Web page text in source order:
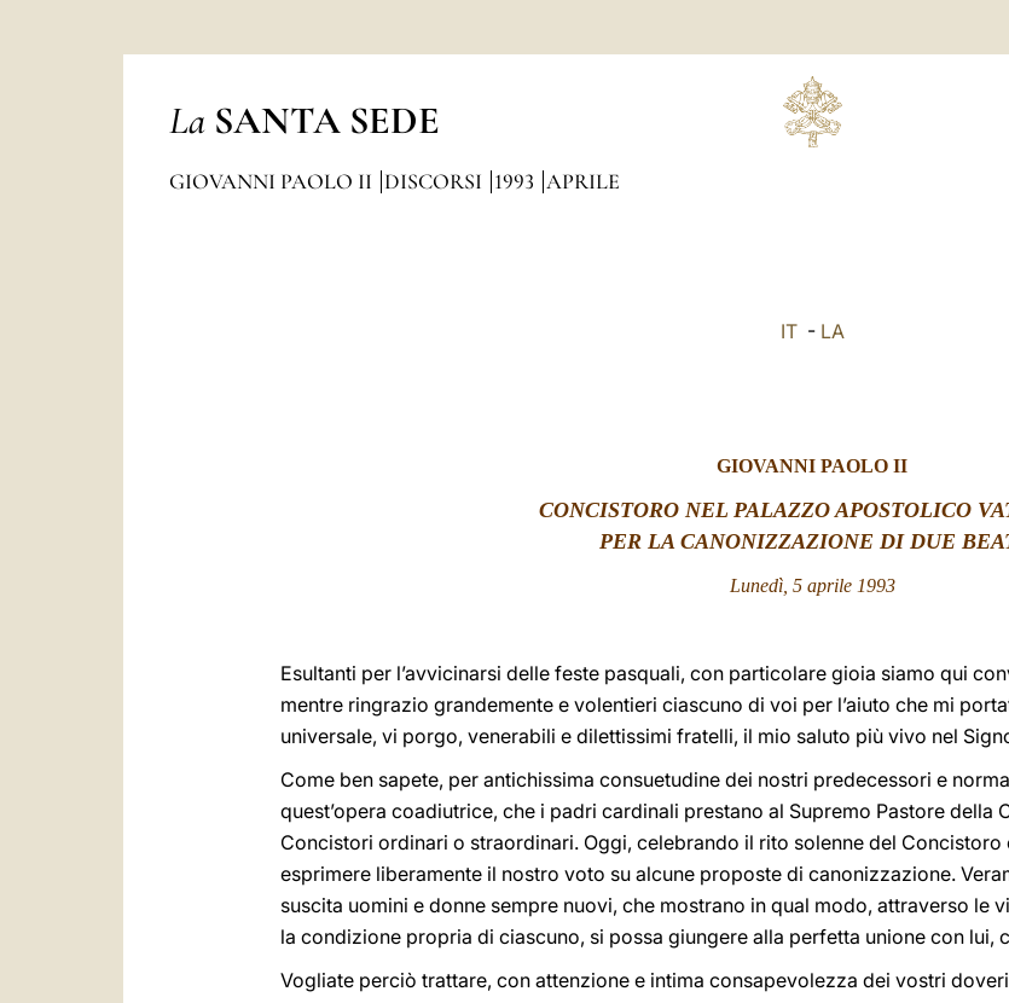
La SANTA SEDE
GIOVANNI PAOLO II DISCORSI 1993 APRILE
IT- LA
GIOVANNI PAOLO II
CONCISTORO NEL PALAZZO APOSTOLICO
PER LA CANONIZZAZIONE DI DUE
Lunedì, 5 aprile 1993
Esultanti per l’avvicinarsi delle feste pasquali, con particolare gioia siamo qui
mentre ringrazio grandemente e volentieri ciascuno di voi per l’aiuto che mi
universale, vi porgo, venerabili e dilettissimi fratelli, il mio saluto più vivo nel
Come ben sapete, per antichissima consuetudine dei nostri predecessori e
quest’opera coadiutrice, che i padri cardinali prestano al Supremo Pastore della
Concistori ordinari o straordinari. Oggi, celebrando il rito solenne del Concistoro
esprimere liberamente il nostro voto su alcune proposte di canonizzazione.
suscita uomini e donne sempre nuovi, che mostrano in qual modo, attraverso le
la condizione propria di ciascuno, si possa giungere alla perfetta unione con lui,
Vogliate perciò trattare, con attenzione e intima consapevolezza dei vostri